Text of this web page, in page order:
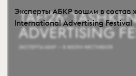
Эксперты АБКР вошли в состав
International Advertising Festival